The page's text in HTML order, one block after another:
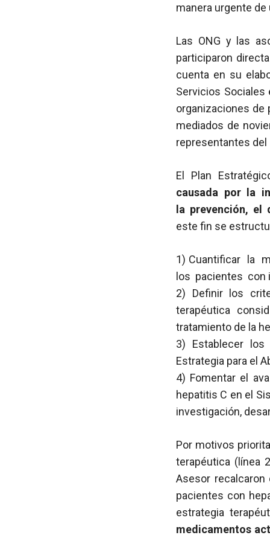
manera urgente
Las ONG y las
participaron
cuenta en su
Servicios Sociales
organizaciones de
mediados de
representantes del
El Plan
causada por la
la prevención, el
este fin se
1) Cuantificar la
los pacientes
2) Definir los
terapéutica
tratamiento de la
3) Establecer los
Estrategia para el
4) Fomentar el
hepatitis C en el
investigación,
Por motivos
terapéutica (línea
Asesor
pacientes con
estrategia
medicamentos